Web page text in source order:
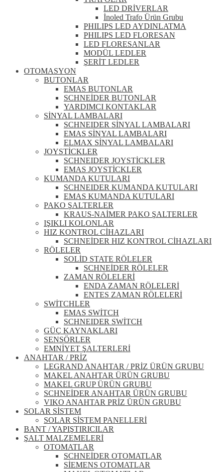
LED DRİVERLAR
İnoled Trafo Ürün Grubu
PHILIPS LED AYDINLATMA
PHILIPS LED FLORESAN
LED FLORESANLAR
MODÜL LEDLER
ŞERİT LEDLER
OTOMASYON
BUTONLAR
EMAS BUTONLAR
SCHNEİDER BUTONLAR
YARDIMCI KONTAKLAR
SİNYAL LAMBALARI
SCHNEIDER SİNYAL LAMBALARI
EMAS SİNYAL LAMBALARI
ELMAX SİNYAL LAMBALARI
JOYSTİCKLER
SCHNEIDER JOYSTİCKLER
EMAS JOYSTİCKLER
KUMANDA KUTULARI
SCHNEIDER KUMANDA KUTULARI
EMAS KUMANDA KUTULARI
PAKO ŞALTERLER
KRAUS-NAİMER PAKO ŞALTERLER
IŞIKLI KOLONLAR
HIZ KONTROL CİHAZLARI
SCHNEİDER HIZ KONTROL CİHAZLARI
RÖLELER
SOLİD STATE RÖLELER
SCHNEİDER RÖLELER
ZAMAN RÖLELERİ
ENDA ZAMAN RÖLELERİ
ENTES ZAMAN RÖLELERİ
SWİTCHLER
EMAS SWİTCH
SCHNEIDER SWİTCH
GÜÇ KAYNAKLARI
SENSÖRLER
EMNİYET ŞALTERLERİ
ANAHTAR / PRİZ
LEGRAND ANAHTAR / PRİZ ÜRÜN GRUBU
MAKEL ANAHTAR ÜRÜN GRUBU
MAKEL GRUP ÜRÜN GRUBU
SCHNEİDER ANAHTAR ÜRÜN GRUBU
VIKO ANAHTAR PRİZ ÜRÜN GRUBU
SOLAR SİSTEM
SOLAR SİSTEM PANELLERİ
BANT / YAPIŞTIRICILAR
ŞALT MALZEMELERİ
OTOMATLAR
SCHNEİDER OTOMATLAR
SİEMENS OTOMATLAR